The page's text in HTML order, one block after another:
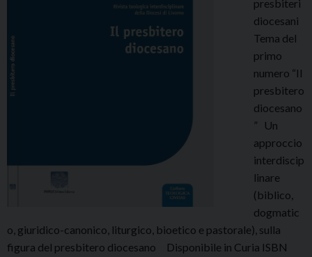
presbiteri
diocesani
Tema del
primo
numero “Il
presbitero
diocesano
” Un
approccio
interdiscip
linare
(biblico,
dogmatic
o, giuridico-canonico, liturgico, bioetico e pastorale), sulla
figura del presbitero diocesano Disponibile in Curia ISBN